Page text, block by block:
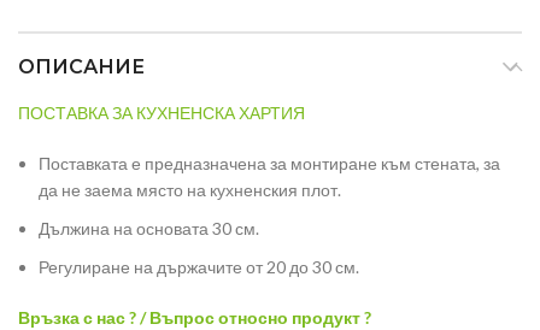
ОПИСАНИЕ
ПОСТАВКА ЗА КУХНЕНСКА ХАРТИЯ
Поставката е предназначена за монтиране към стената, за
да не заема място на кухненския плот.
Дължина на основата 30 см.
Регулиране на държачите от 20 до 30 см.
Връзка с нас ? / Въпрос относно продукт ?